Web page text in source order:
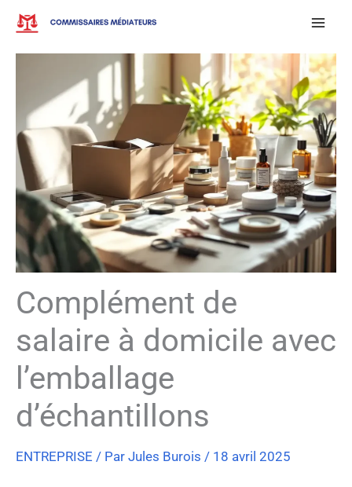
Aller
contenu
Complément de
salaire à domicile avec
l’emballage
d’échantillons
ENTREPRISE / Par Jules Burois / 18 avril 2025